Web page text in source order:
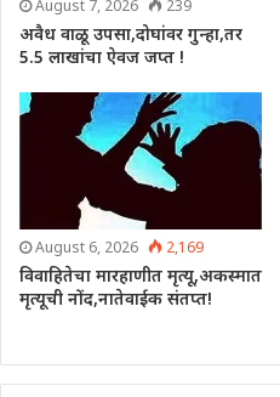
August 7, 2026 239
अवैध वाळू उपसा,दोघांवर गुन्हा,तर
5.5 लाखांचा ऐवज जप्त !
August 6, 2026 2,169
विवाहितेचा मारहाणीत मृत्यू,अकस्मात
मृत्यूची नोंद,नातेवाईक संतप्त!